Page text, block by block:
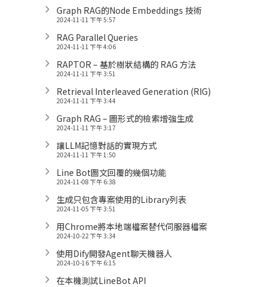
Graph RAG的Node Embeddings 技術
2024-11-11 下午 5:57
RAG Parallel Queries
2024-11-11 下午 4:06
RAPTOR – 基於樹狀結構的 RAG 方法
2024-11-11 下午 3:51
Retrieval Interleaved Generation (RIG)
2024-11-11 下午 3:44
Graph RAG – 圖形式的檢索增強生成
2024-11-11 下午 3:17
讓LLM記憶對話的實現方式
2024-11-11 下午 1:50
Line Bot圖文回覆的幾個功能
2024-11-08 下午 6:38
生成只包含專案使用的Library列表
2024-11-05 下午 3:51
用Chrome將本地端檔案替代伺服器檔案
2024-10-22 下午 3:34
使用Dify開發Agent聊天機器人
2024-10-16 下午 6:15
在本機測試LineBot API